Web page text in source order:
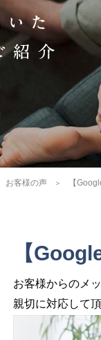
お客様の声 【
【
お客様からのメ
親切に対応して